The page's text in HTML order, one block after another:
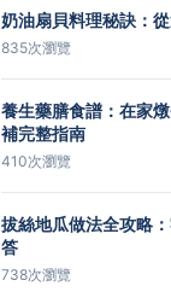
奶油扇貝料理秘訣：
835次瀏覽
養生藥膳食譜：在家
補完整指南
410次瀏覽
拔絲地瓜做法全攻略
答
738次瀏覽